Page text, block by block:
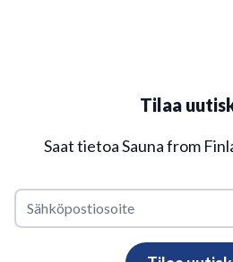
Tilaa
Saat tietoa Sauna from